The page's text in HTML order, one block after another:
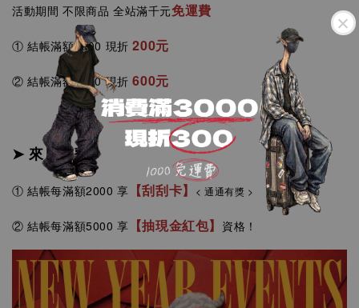
活動期間 不限商品 全站滿千元免運費
① 結帳滿額2000 現折200元
②結帳滿額5000現折 600元
➤ 來店消費
①結帳每滿額2000享 【刮刮卡】 < 通通有獎 >
②結帳每滿額5000 享 【抽現金紅包】 資格！